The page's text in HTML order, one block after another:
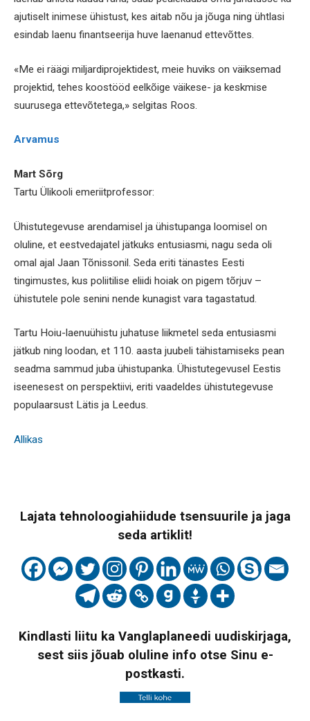
ajutiselt inimese ühistust, kes aitab nõu ja jõuga ning ühtlasi
esindab laenu finantseerija huve laenanud ettevõttes.
«Me ei räägi miljardiprojektidest, meie huviks on väiksemad
projektid, tehes koostööd eelkõige väikese- ja keskmise
suurusega ettevõtetega,» selgitas Roos.
Arvamus
Mart Sõrg
Tartu Üli­kooli emeriit­professor:
Ühistutegevuse arendamisel ja ühistupanga loomisel on
oluline, et eestvedajatel jätkuks entusiasmi, nagu seda oli
omal ajal Jaan Tõnissonil. Seda eriti tänastes Eesti
tingimustes, kus poliitilise eliidi hoiak on pigem tõrjuv –
ühistutele pole senini nende kunagist vara tagastatud.
Tartu Hoiu-laenuühistu juhatuse liikmetel seda entusiasmi
jätkub ning loodan, et 110. aasta juubeli tähistamiseks pean
seadma sammud juba ühistupanka. Ühistutegevusel Eestis
iseenesest on perspektiivi, eriti vaadeldes ühistutegevuse
populaarsust Lätis ja Leedus.
Allikas
Lajata tehnoloogiahiidude tsensuurile ja jaga
seda artiklit!
Kindlasti liitu ka Vanglaplaneedi uudiskirjaga,
sest siis jõuab oluline info otse Sinu e-
postkasti.